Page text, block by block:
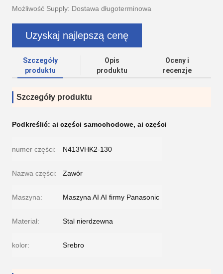
Możliwość Supply: Dostawa długoterminowa
Uzyskaj najlepszą cenę
Szczegóły
produktu
Opis
produktu
Oceny i
recenzje
Szczegóły produktu
Podkreślić: ai części samochodowe, ai części
numer części: N413VHK2-130
Nazwa części: Zawór
Maszyna: Maszyna AI AI firmy Panasonic
Materiał: Stal nierdzewna
kolor: Srebro